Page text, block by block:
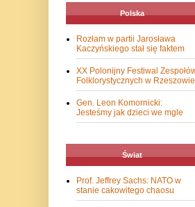
Polska
Rozłam w partii Jarosława
Kaczyńskiego stał się faktem
XX Polonijny Festiwal
Folklorystycznych w Rzeszowie
Gen. Leon Komornicki:
Jesteśmy jak dzieci we mgle
Świat
Prof. Jeffrey Sachs: NATO w
stanie cakowitego chaosu